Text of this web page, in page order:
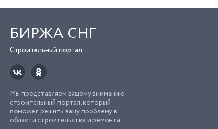
БИРЖА СНГ
Строительный портал
Мы представляем вашему вниманию
строительный портал, который
поможет решить вашу проблему в
области строительства и ремонта.